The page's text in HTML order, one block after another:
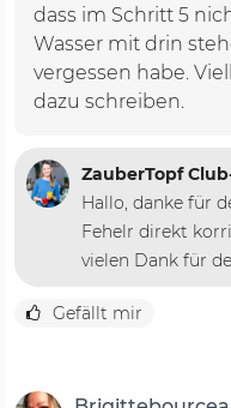
dass im Schritt 5
Wasser mit drin
vergessen habe.
dazu schreiben.
ZauberTopf
Hallo, danke für
Fehelr direkt
vielen Dank für
Gefällt mir